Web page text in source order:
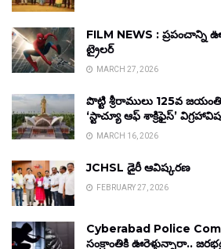
FILM NEWS : ప్రపంచాన్ని
ట్రైలర్
MARCH 27, 2026
పొట్టి శ్రీరాములు 125వ
‘స్టాచ్యూ ఆఫ్ శాక్రిఫైస్’
MARCH 16, 2026
JCHSL డైరీ ఆవిష్కరణ
FEBRUARY 27, 2026
Cyberabad Police
సంక్రాంతికి ఊరెళ్తున్నారా..